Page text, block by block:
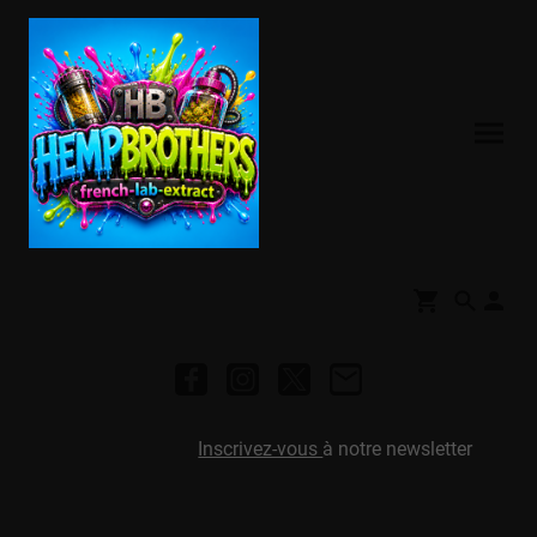
Inscrivez-vous à notre newsletter